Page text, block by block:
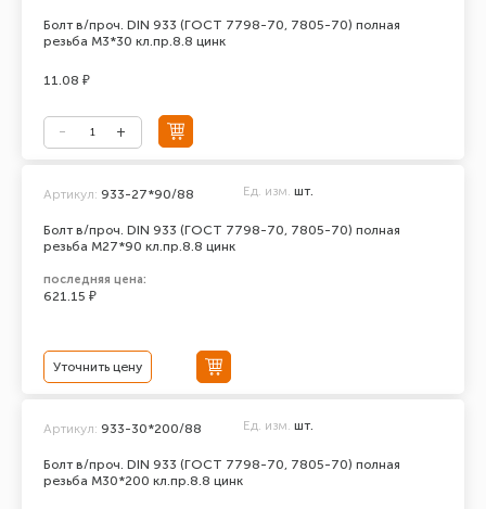
Болт в/проч. DIN 933 (ГОСТ 7798-70, 7805-70) полная
резьба М3*30 кл.пр.8.8 цинк
11.08 ₽
Болт в/проч. DIN 933 (ГОСТ 7798-70, 7805-70) полная
резьба М27*90 кл.пр.8.8 цинк
Артикул: 933-27*90/88 Ед. изм. шт.
последняя цена:
621.15 ₽
Уточнить цену
Болт в/проч. DIN 933 (ГОСТ 7798-70, 7805-70) полная
резьба М30*200 кл.пр.8.8 цинк
Артикул: 933-30*200/88 Ед. изм. шт.